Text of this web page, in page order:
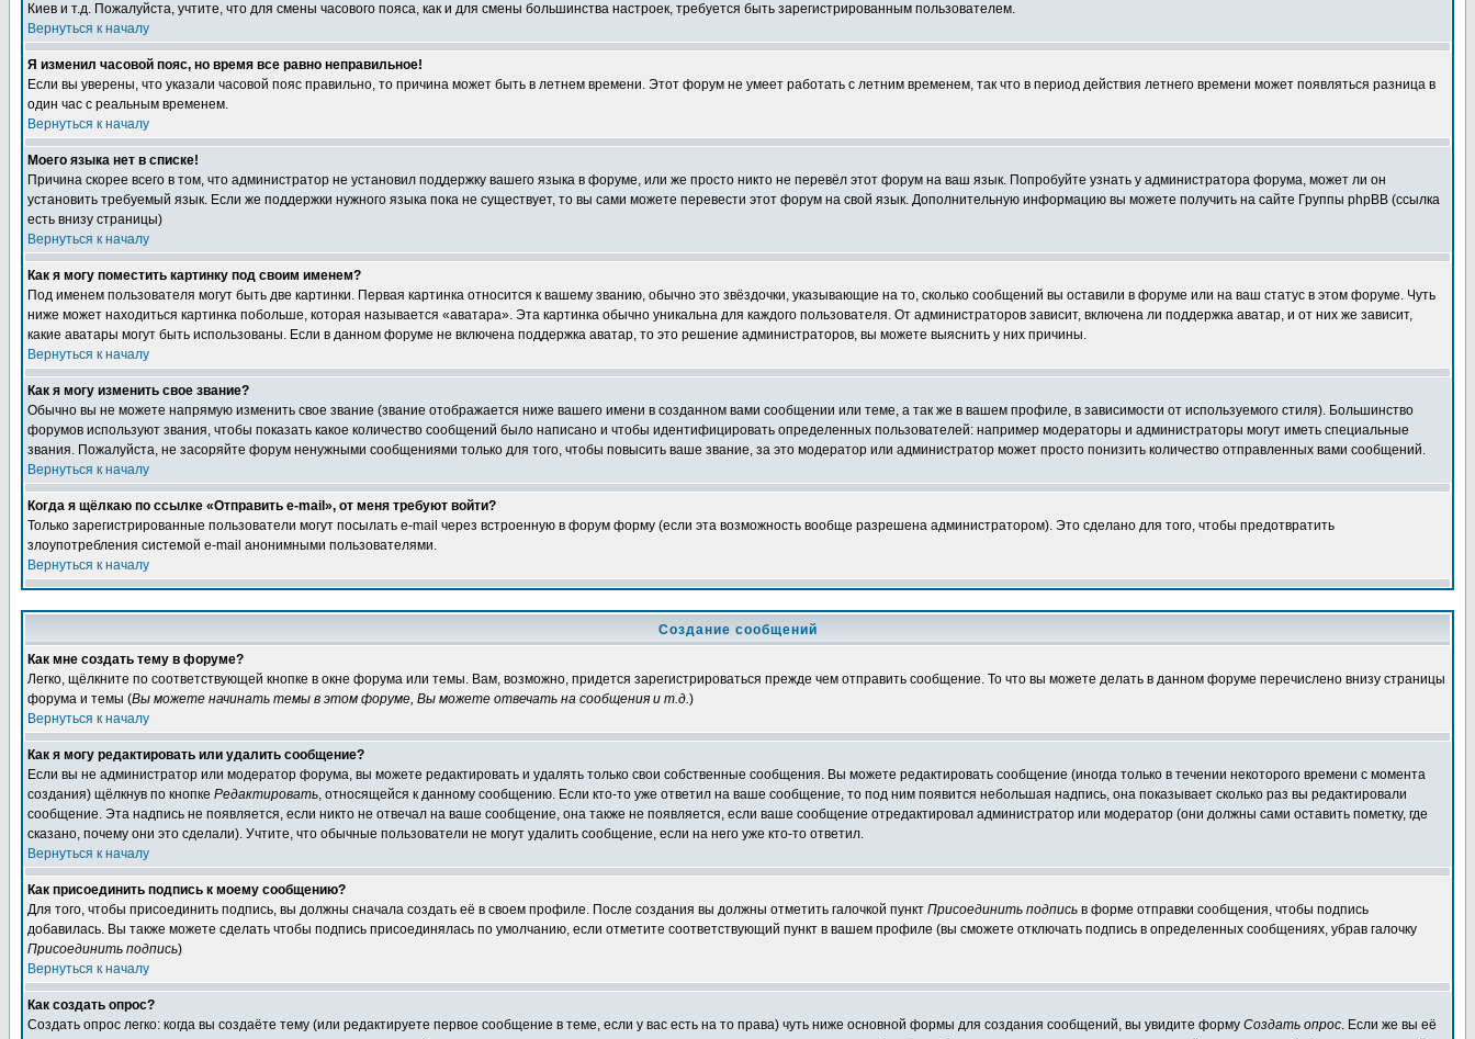
Киев и т.д. Пожалуйста, учтите, что для смены часового пояса, как и для смены большинства настроек, требуется быть зарегистрированным пользователем.
Вернуться к началу
Я изменил часовой пояс, но время все равно неправильное!
Если вы уверены, что указали часовой пояс правильно, то причина может быть в летнем времени. Этот форум не умеет работать с летним временем, так что в период действия летнего времени может появляться разница в
один час с реальным временем.
Вернуться к началу
Моего языка нет в списке!
Причина скорее всего в том, что администратор не установил поддержку вашего языка в форуме, или же просто никто не перевёл этот форум на ваш язык. Попробуйте узнать у администратора форума, может ли он
установить требуемый язык. Если же поддержки нужного языка пока не существует, то вы сами можете перевести этот форум на свой язык. Дополнительную информацию вы можете получить на сайте Группы phpBB (ссылка
есть внизу страницы)
Вернуться к началу
Как я могу поместить картинку под своим именем?
Под именем пользователя могут быть две картинки. Первая картинка относится к вашему званию, обычно это звёздочки, указывающие на то, сколько сообщений вы оставили в форуме или на ваш статус в этом форуме. Чуть
ниже может находиться картинка побольше, которая называется «аватара». Эта картинка обычно уникальна для каждого пользователя. От администраторов зависит, включена ли поддержка аватар, и от них же зависит,
какие аватары могут быть использованы. Если в данном форуме не включена поддержка аватар, то это решение администраторов, вы можете выяснить у них причины.
Вернуться к началу
Как я могу изменить свое звание?
Обычно вы не можете напрямую изменить свое звание (звание отображается ниже вашего имени в созданном вами сообщении или теме, а так же в вашем профиле, в зависимости от используемого стиля). Большинство
форумов используют звания, чтобы показать какое количество сообщений было написано и чтобы идентифицировать определенных пользователей: например модераторы и администраторы могут иметь специальные
звания. Пожалуйста, не засоряйте форум ненужными сообщениями только для того, чтобы повысить ваше звание, за это модератор или администратор может просто понизить количество отправленных вами сообщений.
Вернуться к началу
Когда я щёлкаю по ссылке «Отправить e-mail», от меня требуют войти?
Только зарегистрированные пользователи могут посылать e-mail через встроенную в форум форму (если эта возможность вообще разрешена администратором). Это сделано для того, чтобы предотвратить
злоупотребления системой e-mail анонимными пользователями.
Вернуться к началу
Создание сообщений
Как мне создать тему в форуме?
Легко, щёлкните по соответствующей кнопке в окне форума или темы. Вам, возможно, придется зарегистрироваться прежде чем отправить сообщение. То что вы можете делать в данном форуме перечислено внизу страницы
форума и темы (Вы можете начинать темы в этом форуме, Вы можете отвечать на сообщения и т.д.)
Вернуться к началу
Как я могу редактировать или удалить сообщение?
Если вы не администратор или модератор форума, вы можете редактировать и удалять только свои собственные сообщения. Вы можете редактировать сообщение (иногда только в течении некоторого времени с момента
создания) щёлкнув по кнопке Редактировать, относящейся к данному сообщению. Если кто-то уже ответил на ваше сообщение, то под ним появится небольшая надпись, она показывает сколько раз вы редактировали
сообщение. Эта надпись не появляется, если никто не отвечал на ваше сообщение, она также не появляется, если ваше сообщение отредактировал администратор или модератор (они должны сами оставить пометку, где
сказано, почему они это сделали). Учтите, что обычные пользователи не могут удалить сообщение, если на него уже кто-то ответил.
Вернуться к началу
Как присоединить подпись к моему сообщению?
Для того, чтобы присоединить подпись, вы должны сначала создать её в своем профиле. После создания вы должны отметить галочкой пункт Присоединить подпись в форме отправки сообщения, чтобы подпись
добавилась. Вы также можете сделать чтобы подпись присоединялась по умолчанию, если отметите соответствующий пункт в вашем профиле (вы сможете отключать подпись в определенных сообщениях, убрав галочку
Присоединить подпись)
Вернуться к началу
Как создать опрос?
Создать опрос легко: когда вы создаёте тему (или редактируете первое сообщение в теме, если у вас есть на то права) чуть ниже основной формы для создания сообщений, вы увидите форму Создать опрос. Если же вы её